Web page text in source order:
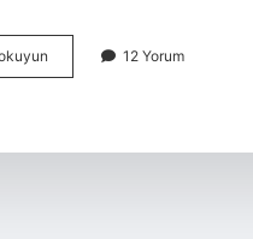
Av
12 Yorum